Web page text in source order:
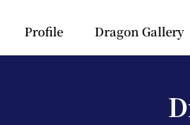
Profile Dragon Gallery